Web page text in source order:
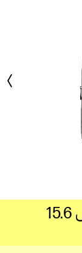
حقيبة ظهر HP Prelude مقاس 15.6